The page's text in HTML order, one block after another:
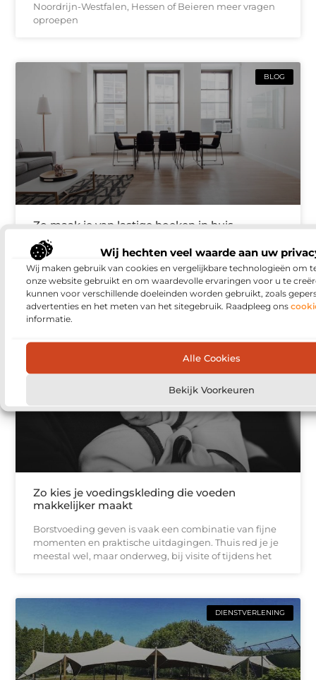
Wij hechten veel waarde aan uw
Wij maken gebruik van cookies en vergelijkbare technologieën om
onze website gebruikt en om waardevolle ervaringen voor u te
kunnen voor verschillende doeleinden worden gebruikt, zoals
advertenties en het meten van het sitegebruik. Raadpleeg ons
informatie.
Alle Cookies
Bekijk Voorkeuren
Noordrijn-Westfalen, Hessen of Beieren meer vragen
oproepen
BLOG
Zo maak je van lastige hoeken in huis
bruikbare ruimte in Oldenzaal
Een huis voelt pas echt af als alles klopt: voldoende
opbergruimte, rustige lijnen en meubels die passen
bij jouw manier van wonen. Toch lopen veel
AANBIEDINGEN
Zo kies je voedingskleding die voeden
makkelijker maakt
Borstvoeding geven is vaak een combinatie van fijne
momenten en praktische uitdagingen. Thuis red je je
meestal wel, maar onderweg, bij visite of tijdens het
DIENSTVERLENING